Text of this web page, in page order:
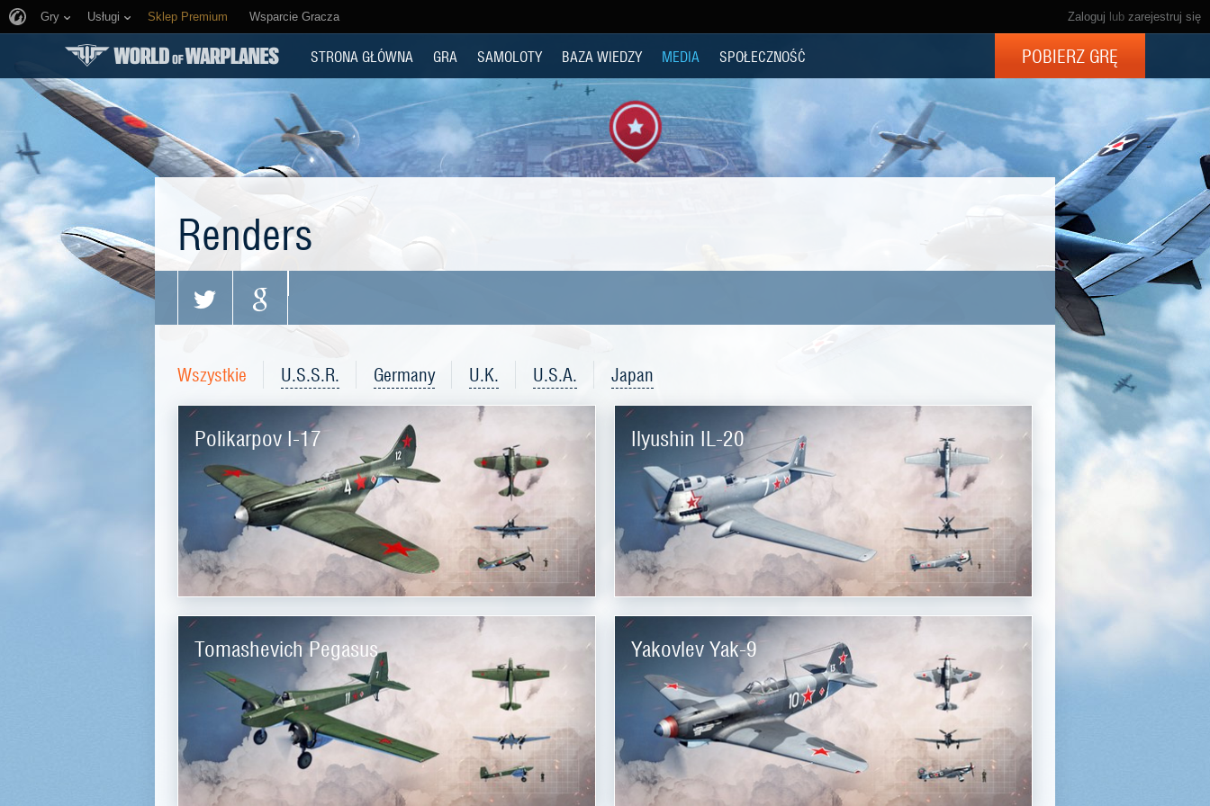
Zaloguj lub zarejestruj się
Gry Usługi Sklep Premium Wsparcie Gracza
STRONA GŁÓWNA GRA SAMOLOTY BAZA WIEDZY MEDIA SPOŁECZNOŚĆ POBIERZ GRĘ
Renders
Wszystkie U.S.S.R. Germany U.K. U.S.A. Japan
Polikarpov I-17 Ilyushin IL-20
Tomashevich Pegasus Yakovlev Yak-9